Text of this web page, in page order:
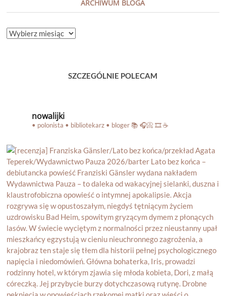
ARCHIWUM BLOGA
ARCHIWUM
SZCZEGÓLNIE POLECAM
nowalijki
• polonista • bibliotekarz • bloger📚 🎧📀 🎞️ ☕️